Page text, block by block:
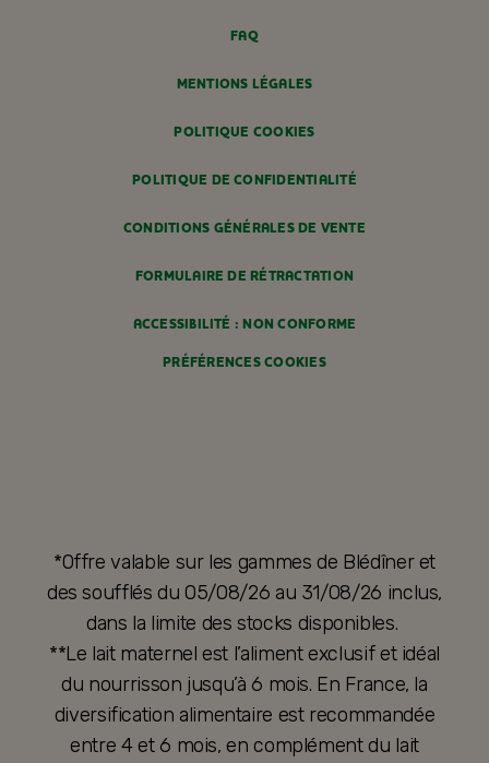
FAQ
MENTIONS LÉGALES
POLITIQUE COOKIES
POLITIQUE DE CONFIDENTIALITÉ
CONDITIONS GÉNÉRALES DE VENTE
FORMULAIRE DE RÉTRACTATION
ACCESSIBILITÉ : NON CONFORME
PRÉFÉRENCES COOKIES
*Offre valable sur les gammes de Blédîner et
des soufflés du 05/08/26 au 31/08/26 inclus,
dans la limite des stocks disponibles.
**Le lait maternel est l’aliment exclusif et idéal
du nourrisson jusqu’à 6 mois. En France, la
diversification alimentaire est recommandée
entre 4 et 6 mois, en complément du lait